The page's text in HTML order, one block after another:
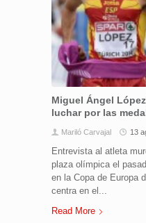
Miguel Ángel
luchar por las
Mariló Carvajal 13
Entrevista al atleta
plaza olímpica el
en la Copa de Europa
centra en el...
Read More